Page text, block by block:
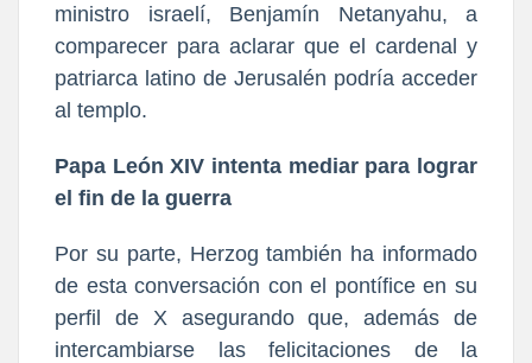
ministro israelí, Benjamín Netanyahu, a
comparecer para aclarar que el cardenal y
patriarca latino de Jerusalén podría acceder
al templo.
Papa León XIV intenta mediar para lograr
el fin de la guerra
Por su parte, Herzog también ha informado
de esta conversación con el pontífice en su
perfil de X asegurando que, además de
intercambiarse las felicitaciones de la